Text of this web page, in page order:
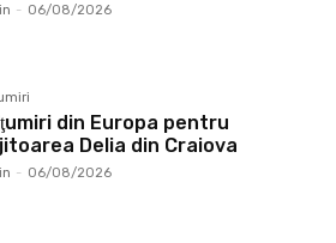
- 06/08/2026
din Europa pentru
Delia din Craiova
- 06/08/2026